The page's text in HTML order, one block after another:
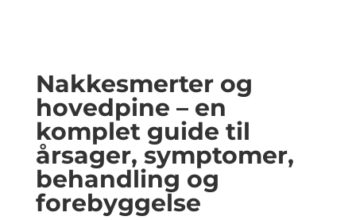
Nakkesmerter og
hovedpine – en
komplet guide til
årsager, symptomer,
behandling og
forebyggelse